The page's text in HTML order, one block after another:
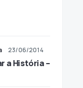
23/06/2014
a História –